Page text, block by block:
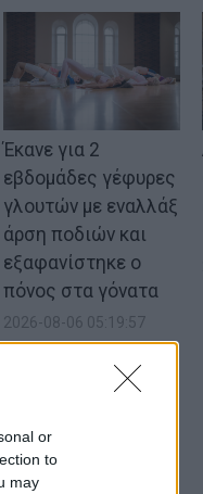
or
to
may
Έκανε για 2
εβδομάδες γέφυρες
γλουτών με εναλλάξ
άρση ποδιών και
εξαφανίστηκε ο
πόνος στα γόνατα
2026-08-06 05:19:57